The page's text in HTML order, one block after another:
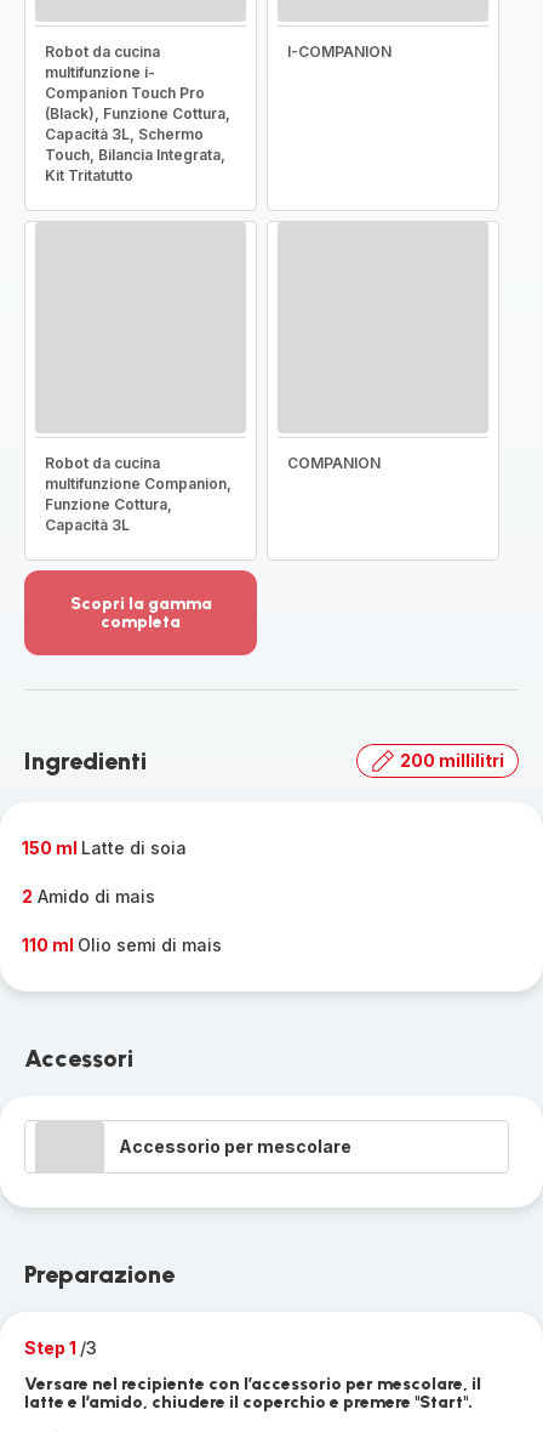
Robot da cucina
multifunzione i-
Companion Touch Pro
(Black), Funzione Cottura,
Capacità 3L, Schermo
Touch, Bilancia Integrata,
Kit Tritatutto
I-COMPANION
Robot da cucina
multifunzione Companion,
Funzione Cottura,
Capacità 3L
COMPANION
Scopri la gamma
completa
dettagli
la
Ingredienti 200 millilitri
150 ml Latte di soia
2 Amido di mais
110 ml Olio semi di mais
Accessori
Accessorio per mescolare
Preparazione
Step 1 /3
Versare nel recipiente con l’accessorio per mescolare, il
latte e l’amido, chiudere il coperchio e premere "Start".